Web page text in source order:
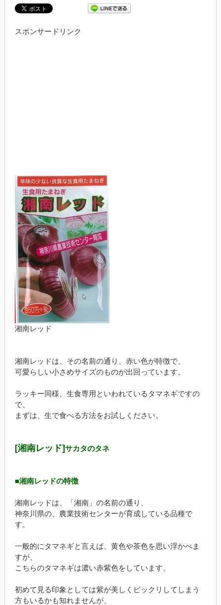
スポンサードリンク
湘南レッド
湘南レッドは、その名前の通り、赤い色が特徴で、
可愛らしい小さめサイズのものが出回っています。
ラッキー同様、生食専用といわれているタマネギですの
で、
まずは、生で食べる方法をお試しください。
[湘南レッド]サカタのタネ
■湘南レッドの特徴
湘南レッドは、「湘南」の名前の通り、
神奈川県の、農業技術センターが育成している品種で
す。
一般的にタマネギと言えば、黄色や茶色を思い浮かべま
すが、
こちらのタマネギは濃い赤紫色をしています。
初めて見る印象としては紫が美しくビックリしてしまう
方もいるかも知れませんが、